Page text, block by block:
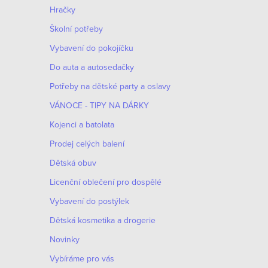
n
n
í
p
a
n
e
l
Hračky
Školní potřeby
Vybavení do pokojíčku
Do auta a autosedačky
Potřeby na dětské party a oslavy
VÁNOCE - TIPY NA DÁRKY
Kojenci a batolata
Prodej celých balení
Dětská obuv
Licenční oblečení pro dospělé
Vybavení do postýlek
Dětská kosmetika a drogerie
Novinky
Vybíráme pro vás